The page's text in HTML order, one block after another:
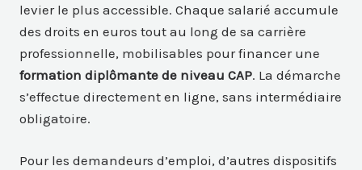
levier le plus accessible. Chaque salarié accumule
des droits en euros tout au long de sa carrière
professionnelle, mobilisables pour financer une
formation diplômante de niveau CAP. La démarche
s’effectue directement en ligne, sans intermédiaire
obligatoire.
Pour les demandeurs d’emploi, d’autres dispositifs